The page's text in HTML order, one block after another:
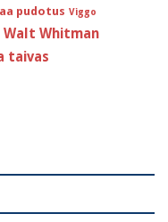
pudotus Viggo
Walt Whitman
taivas